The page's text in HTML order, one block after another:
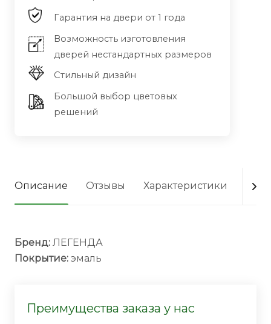
Гарантия на двери от 1 года
Возможность изготовления
дверей нестандартных размеров
Стильный дизайн
Большой выбор цветовых
решений
Описание Отзывы Характеристики
Бренд: ЛЕГЕНДА
Покрытие: эмаль
Преимущества заказа у нас